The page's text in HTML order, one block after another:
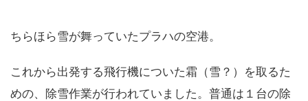
ちらほら雪が舞っていたプラハの空港。
これから出発する飛行機についた霜（雪？）を取るた
めの、除雪作業が行われていました。普通は１台の除